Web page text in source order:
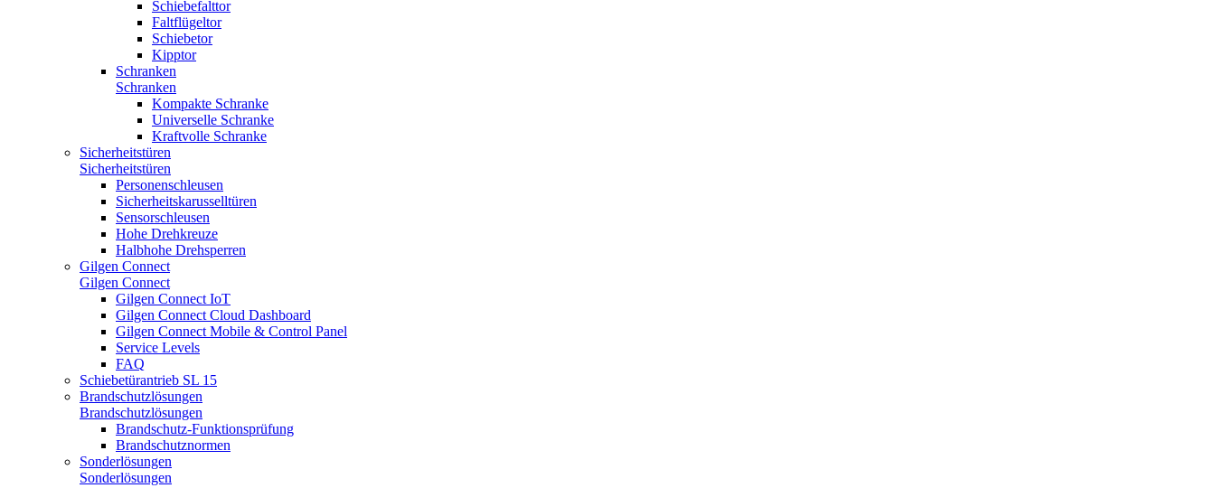
Schiebefalttor
Faltflügeltor
Schiebetor
Kipptor
Schranken
Schranken
Kompakte Schranke
Universelle Schranke
Kraftvolle Schranke
Sicherheitstüren
Sicherheitstüren
Personenschleusen
Sicherheitskarusselltüren
Sensorschleusen
Hohe Drehkreuze
Halbhohe Drehsperren
Gilgen Connect
Gilgen Connect
Gilgen Connect IoT
Gilgen Connect Cloud Dashboard
Gilgen Connect Mobile & Control Panel
Service Levels
FAQ
Schiebetürantrieb SL 15
Brandschutzlösungen
Brandschutzlösungen
Brandschutz-Funktionsprüfung
Brandschutznormen
Sonderlösungen
Sonderlösungen